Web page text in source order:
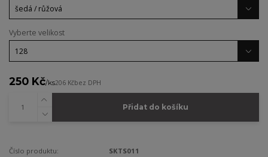
Vyberte velikost
250 Kč/ks206 Kčbez DPH
Přidat do košíku
Číslo produktu:
SKTS011